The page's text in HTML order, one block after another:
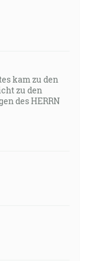
kam zu den
zu den
des HERRN